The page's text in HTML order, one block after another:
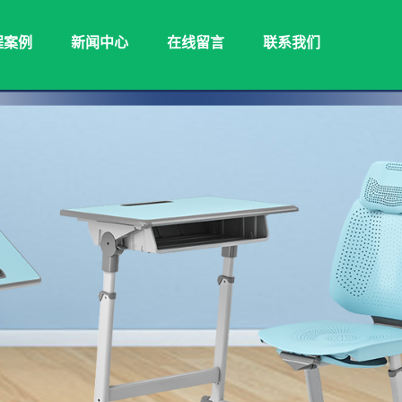
例 新闻中心 在线留言 联系我们